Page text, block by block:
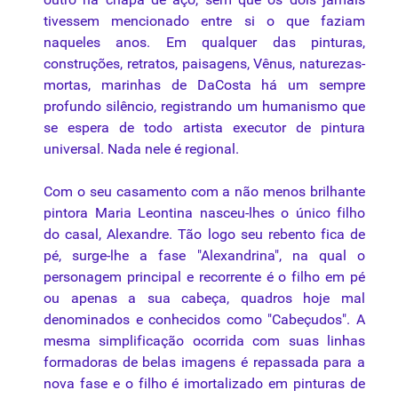
tivessem mencionado entre si o que faziam
naqueles anos. Em qualquer das pinturas,
construções, retratos, paisagens, Vênus, naturezas-
mortas, marinhas de DaCosta há um sempre
profundo silêncio, registrando um humanismo que
se espera de todo artista executor de pintura
universal. Nada nele é regional.
Com o seu casamento com a não menos brilhante
pintora Maria Leontina nasceu-lhes o único filho
do casal, Alexandre. Tão logo seu rebento fica de
pé, surge-lhe a fase "Alexandrina", na qual o
personagem principal e recorrente é o filho em pé
ou apenas a sua cabeça, quadros hoje mal
denominados e conhecidos como "Cabeçudos". A
mesma simplificação ocorrida com suas linhas
formadoras de belas imagens é repassada para a
nova fase e o filho é imortalizado em pinturas de